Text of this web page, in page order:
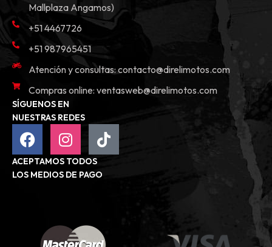
Mallplaza Angamos)
+51 4467726
+51 987965451
Atención y consultas:contacto@direlimotos.com
Compras online: ventasweb@direlimotos.com
SÍGUENOS EN
NUESTRAS REDES
ACEPTAMOS TODOS
LOS MEDIOS DE PAGO